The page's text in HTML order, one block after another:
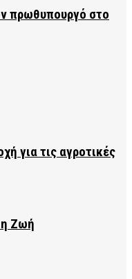
πρωθυπουργό στο
η Ζωή
για τις αγροτικές